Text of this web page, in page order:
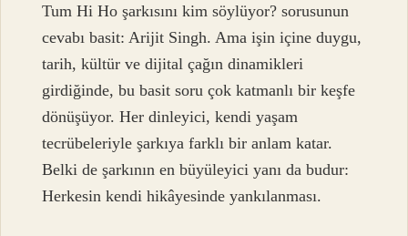
Tum Hi Ho şarkısını kim söylüyor? sorusunun
cevabı basit: Arijit Singh. Ama işin içine duygu,
tarih, kültür ve dijital çağın dinamikleri
girdiğinde, bu basit soru çok katmanlı bir keşfe
dönüşüyor. Her dinleyici, kendi yaşam
tecrübeleriyle şarkıya farklı bir anlam katar.
Belki de şarkının en büyüleyici yanı da budur:
Herkesin kendi hikâyesinde yankılanması.